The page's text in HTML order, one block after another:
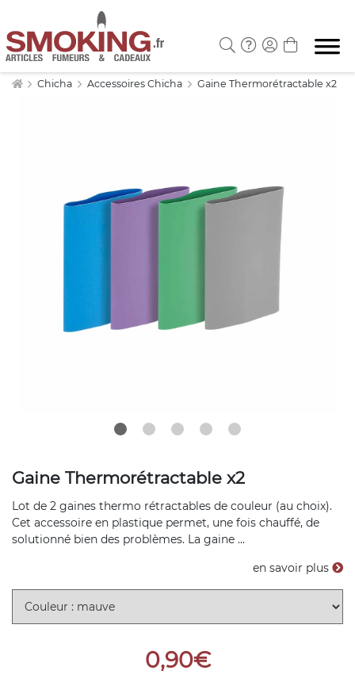
Chicha Accessoires Chicha Gaine Thermorétractable x2
Gaine Thermorétractable x2
Lot de 2 gaines thermo rétractables de couleur (au choix).
Cet accessoire en plastique permet, une fois chauffé, de
solutionné bien des problèmes. La gaine ...
en savoir plus
0,90€